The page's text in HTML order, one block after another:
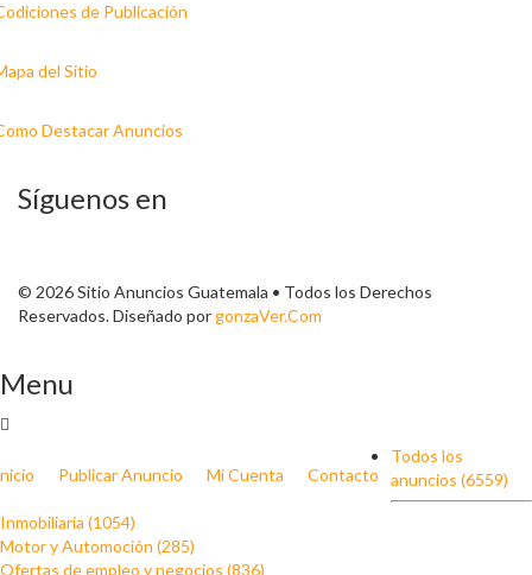
de Publicación
del Sitio
Destacar Anuncios
Síguenos en
© 2026 Sitio Anuncios Guatemala • Todos los Derechos
Reservados. Diseñado porgonzaVer.Com
Menu
Publicar Anuncio Mi Cuenta Contacto
Todos los
anuncios (6559)
Inmobiliaria (1054)
Motor y Automoción (285)
Ofertas de empleo y negocios (836)